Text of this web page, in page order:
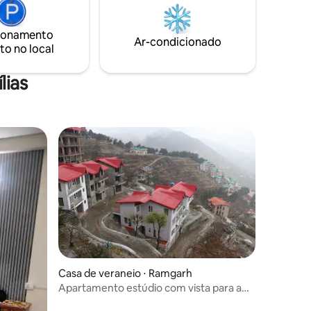
de
para
Himalaia. Venha, dê um passo na
natureza selvagem e descubra um raro
ethos de conforto embutido no colo
gracioso da natureza. Bem-vindo a outro
no local
Ar-condicionado
Casa de veraneio ⋅ Ramgarh
Apartamento estúdio com vista para a